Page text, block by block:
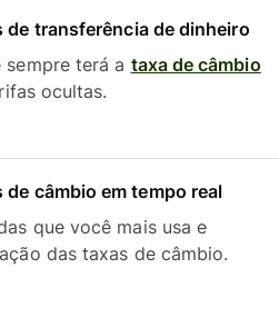
de transferência de dinheiro
sempre terá a taxa de câmbio
ocultas.
câmbio em tempo real
que você mais usa e
das taxas de câmbio.